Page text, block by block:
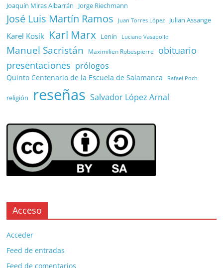
Joaquín Miras Albarrán Jorge Riechmann
José Luis Martín Ramos Juan Torres López Julian Assange
Karel Kosík Karl Marx Lenin Luciano Vasapollo
Manuel Sacristán Maximilien Robespierre
obituario
presentaciones prólogos
Quinto Centenario de la Escuela de Salamanca Rafael Poch
religión reseñas Salvador López Arnal
Acceso
Acceder
Feed de entradas
Feed de comentarios